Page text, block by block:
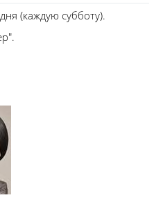
(каждую субботу).